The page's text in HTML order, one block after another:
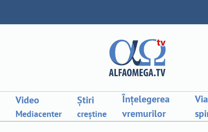
Video
Mediacenter
Știri
creștine
Înțelegerea
vremurilor